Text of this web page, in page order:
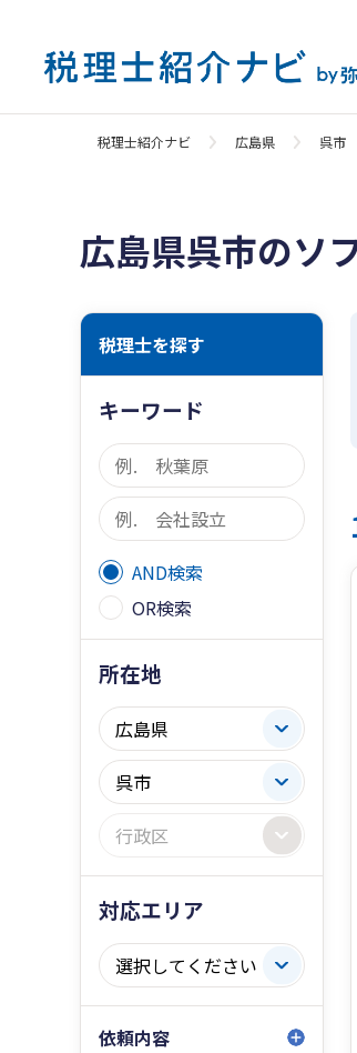
税理士紹介ナビ 広島県 呉市
広島県呉市のソ
税理士を探す
キーワード
AND検索
OR検索
所在地
対応エリア
依頼内容